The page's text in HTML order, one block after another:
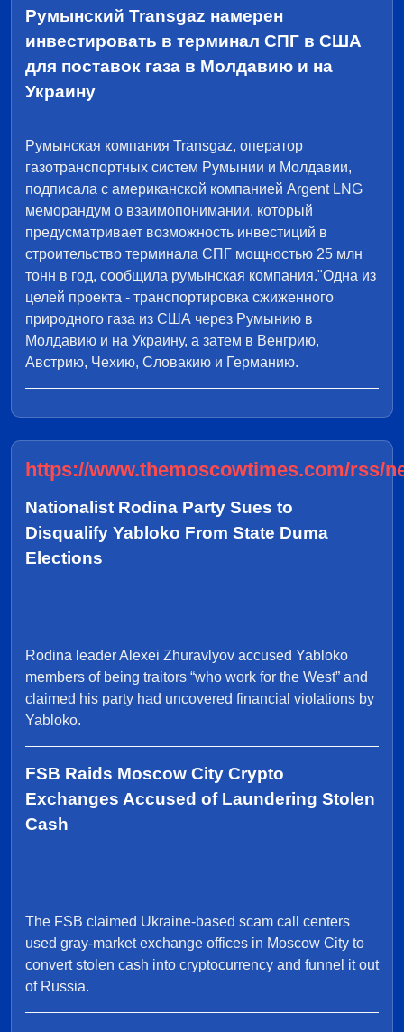
Румынский Transgaz намерен
инвестировать в терминал СПГ в США
для поставок газа в Молдавию и на
Украину
Румынская компания Transgaz, оператор
газотранспортных систем Румынии и Молдавии,
подписала с американской компанией Argent LNG
меморандум о взаимопонимании, который
предусматривает возможность инвестиций в
строительство терминала СПГ мощностью 25 млн
тонн в год, сообщила румынская компания."Одна из
целей проекта - транспортировка сжиженного
природного газа из США через Румынию в
Молдавию и на Украину, а затем в Венгрию,
Австрию, Чехию, Словакию и Германию.
https://www.themoscowtimes.com/rss/
Nationalist Rodina Party Sues to
Disqualify Yabloko From State Duma
Elections
Rodina leader Alexei Zhuravlyov accused Yabloko
members of being traitors “who work for the West” and
claimed his party had uncovered financial violations by
Yabloko.
FSB Raids Moscow City Crypto
Exchanges Accused of Laundering Stolen
Cash
The FSB claimed Ukraine-based scam call centers
used gray-market exchange offices in Moscow City to
convert stolen cash into cryptocurrency and funnel it out
of Russia.